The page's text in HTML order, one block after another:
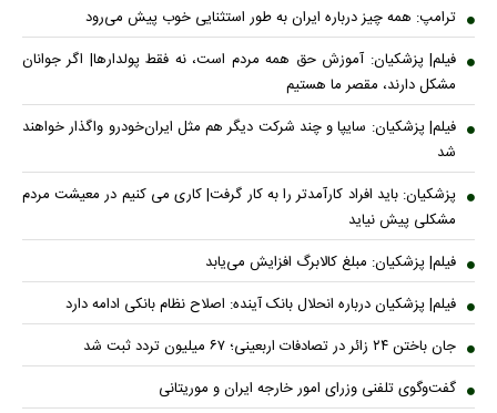
ترامپ: همه چیز درباره ایران به طور استثنایی خوب پیش می‌رود
فیلم| پزشکیان: آموزش حق همه مردم است، نه فقط پولدارها| اگر جوانان
مشکل دارند، مقصر ما هستیم
فیلم| پزشکیان: سایپا و چند شرکت دیگر هم مثل ایران‌خودرو واگذار خواهند
شد
پزشکیان: باید افراد کارآمدتر را به کار گرفت| کاری می کنیم در معیشت مردم
مشکلی پیش نیاید
فیلم| پزشکیان: مبلغ کالابرگ افزایش می‌یابد
فیلم| پزشکیان درباره انحلال بانک آینده: اصلاح نظام بانکی ادامه دارد
جان باختن ۲۴ زائر در تصادفات اربعینی؛ ۶۷ میلیون تردد ثبت شد
گفت‌وگوی تلفنی وزرای امور خارجه ایران و موریتانی